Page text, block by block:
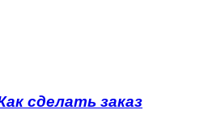
сделать заказ